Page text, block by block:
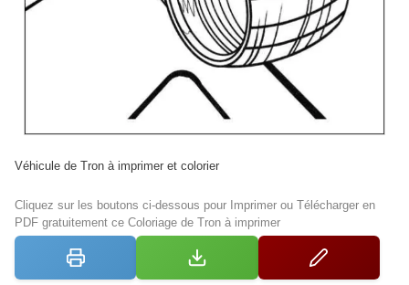
Véhicule de Tron à imprimer et colorier
Cliquez sur les boutons ci-dessous pour Imprimer ou Télécharger en
PDF gratuitement ce Coloriage de Tron à imprimer